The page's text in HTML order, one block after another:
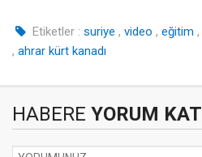
Etiketler : suriye , video , eğitim ,
, ahrar kürt kanadı
HABERE YORUM KAT